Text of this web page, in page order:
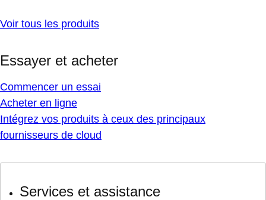
Voir tous les produits
Essayer et acheter
Commencer un essai
Acheter en ligne
Intégrez vos produits à ceux des principaux
fournisseurs de cloud
Services et assistance